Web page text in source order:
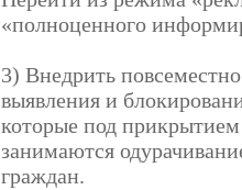
«полноценного
3) Внедрить
выявления и
которые под
занимаются
граждан.